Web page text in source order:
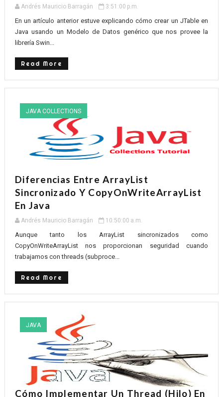
Andrés Mauricio Barragán 3:51:00 p.m.
En un artículo anterior estuve explicando cómo crear un JTable en
Java usando un Modelo de Datos genérico que nos provee la
librería Swin...
Read More
JAVA COLLECTIONS
Diferencias Entre ArrayList
Sincronizado Y CopyOnWriteArrayList
En Java
Andrés Mauricio Barragán 10:50:00 a.m.
Aunque tanto los ArrayList sincronizados como
CopyOnWriteArrayList nos proporcionan seguridad cuando
trabajamos con threads (subproce...
Read More
JAVA
Cómo Implementar Un Thread (Hilo) En